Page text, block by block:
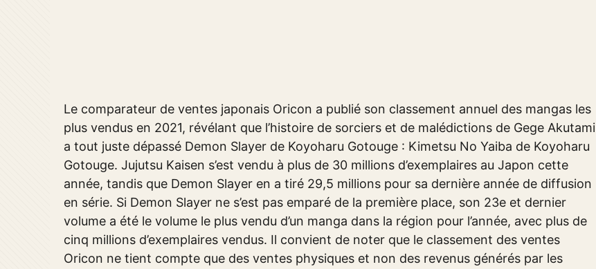
Le comparateur de ventes japonais Oricon a publié son classement annuel des mangas les
plus vendus en 2021, révélant que l’histoire de sorciers et de malédictions de Gege Akutami
a tout juste dépassé Demon Slayer de Koyoharu Gotouge : Kimetsu No Yaiba de Koyoharu
Gotouge. Jujutsu Kaisen s’est vendu à plus de 30 millions d’exemplaires au Japon cette
année, tandis que Demon Slayer en a tiré 29,5 millions pour sa dernière année de diffusion
en série. Si Demon Slayer ne s’est pas emparé de la première place, son 23e et dernier
volume a été le volume le plus vendu d’un manga dans la région pour l’année, avec plus de
cinq millions d’exemplaires vendus. Il convient de noter que le classement des ventes
Oricon ne tient compte que des ventes physiques et non des revenus générés par les